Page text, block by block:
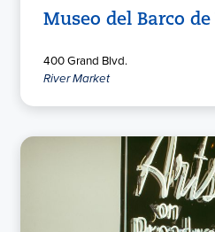
Museo del Barco
400 Grand Blvd.
River Market